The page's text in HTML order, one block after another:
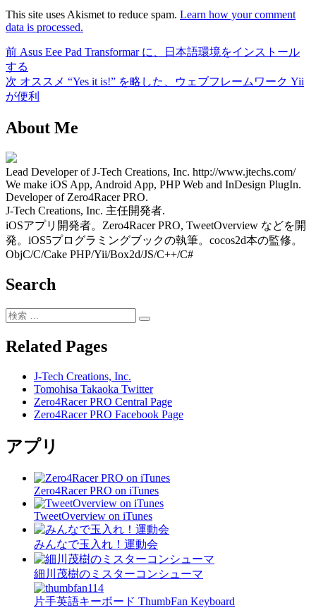
This site uses Akismet to reduce spam. Learn how your comment
data is processed.
投
稿
ナ
ビ
ー
シ
ョ
ン
前 前
の
投
稿:
Asus Eee Pad Transformar に、日本語環境をインストール
する
次 次
の
稿:
オススメ “Yes it is!” を略した、ウェブフレームワーク Yii
が便利
About Me
Lead Developer of J-Tech Creations, Inc. http://www.jtechs.com/
We make iOS App, Android App, PHP Web and InDesign PlugIn.
Developer of Zero4Racer PRO.
J-Tech Creations, Inc. 主任開発者.
iOSアプリ開発者。Zero4Racer PRO, TweetOverview などを開
発。iOS5プログラミングブックの執筆。cocos2d本の監修。
ObjC/C/Cake PHP/Yii/Box2d/JS/C++/C#
Search
検
検
Related Pages
J-Tech Creations, Inc.
Tomohisa Takaoka Twitter
Zero4Racer PRO Central Page
Zero4Racer PRO Facebook Page
アプリ
Zero4Racer PRO on iTunes
TweetOverview on iTunes
みんなで玉入れ！運動会
細川茂樹のミスターコンシューマ
片手英語キーボード ThumbFan Keyboard